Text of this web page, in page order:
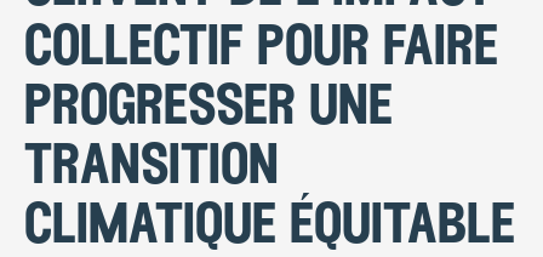
collectif pour faire
progresser une
transition
climatique équitable